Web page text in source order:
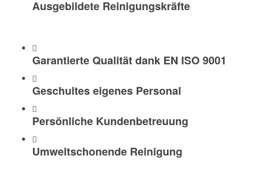
Ausgebildete Reinigungskräfte
Garantierte Qualität dank EN ISO 9001
Geschultes eigenes Personal
Persönliche Kundenbetreuung
Umweltschonende Reinigung